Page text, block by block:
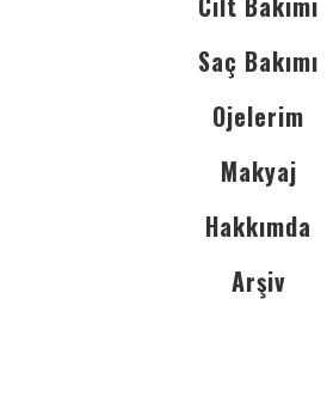
Saç Bakımı
Ojelerim
Makyaj
Hakkımda
Arşiv